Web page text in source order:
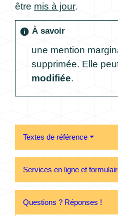
être mis à jour.
info À savoir
une mention
supprimée. Elle
modifiée.
Textes de référence
Services en ligne et
Questions ? Réponses !